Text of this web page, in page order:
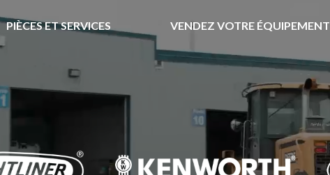
PIÈCES ET SERVICES VENDEZ VOTRE ÉQUIPEMENT